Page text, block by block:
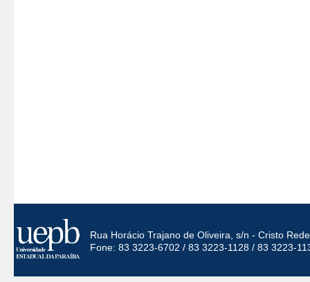
Rua Horácio Trajano de Oliveira, s/n - Cristo
Fone: 83 3223-6702 / 83 3223-1128 / 83 3223-